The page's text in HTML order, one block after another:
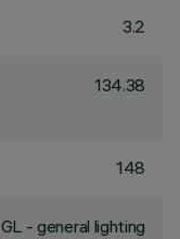
3.2
134.38
148
GL - general lighting